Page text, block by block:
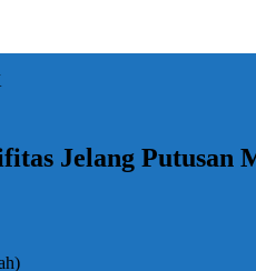
Jelang Putusan